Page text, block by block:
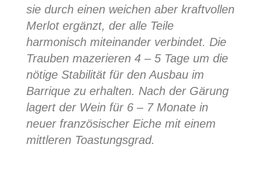
sie durch einen weichen aber kraftvollen
Merlot ergänzt, der alle Teile
harmonisch miteinander verbindet. Die
Trauben mazerieren 4 – 5 Tage um die
nötige Stabilität für den Ausbau im
Barrique zu erhalten. Nach der Gärung
lagert der Wein für 6 – 7 Monate in
neuer französischer Eiche mit einem
mittleren Toastungsgrad.